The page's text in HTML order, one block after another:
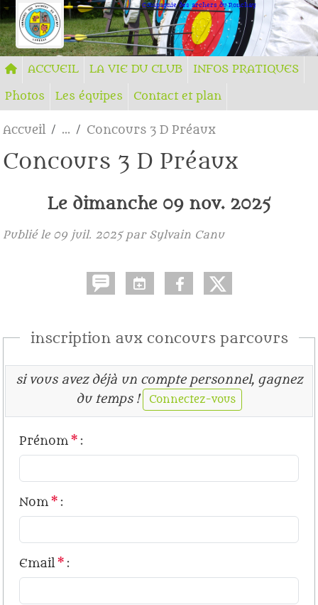
Compagnie des archers du Ronchay
ACCUEIL LA VIE DU CLUB
INFOS PRATIQUES
Photos
Les équipes Contact et plan
Accueil Concours 3 D Préaux
Concours 3 D Préaux
Le dimanche 09 nov. 2025
Publié le 09 juil. 2025par Sylvain Canu
inscription aux concours parcours
si vous avez déjà un compte personnel, gagnez
du temps !
Connectez-vous
Prénom * :
Nom * :
Email* :
Panneau de gestion des cookies